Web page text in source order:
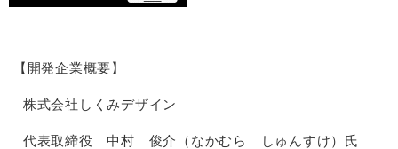
【開発企業概要】
株式会社しくみデザイン
代表取締役 中村 俊介（なかむら しゅんすけ）氏